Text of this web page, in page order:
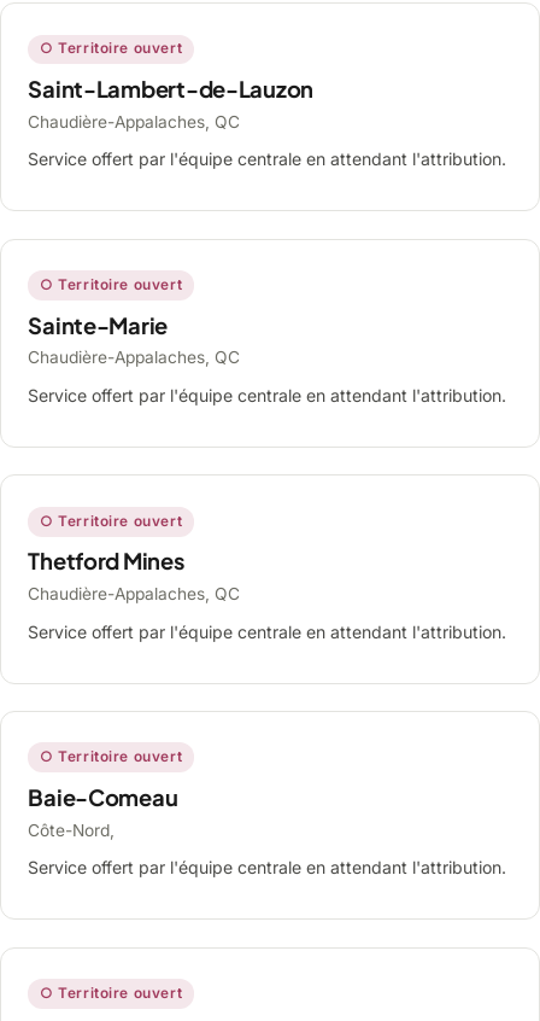
○ Territoire ouvert
Saint-Lambert-de-Lauzon
Chaudière-Appalaches, QC
Service offert par l'équipe centrale en attendant l'attribution.
○ Territoire ouvert
Sainte-Marie
Chaudière-Appalaches, QC
Service offert par l'équipe centrale en attendant l'attribution.
○ Territoire ouvert
Thetford Mines
Chaudière-Appalaches, QC
Service offert par l'équipe centrale en attendant l'attribution.
○ Territoire ouvert
Baie-Comeau
Côte-Nord,
Service offert par l'équipe centrale en attendant l'attribution.
○ Territoire ouvert